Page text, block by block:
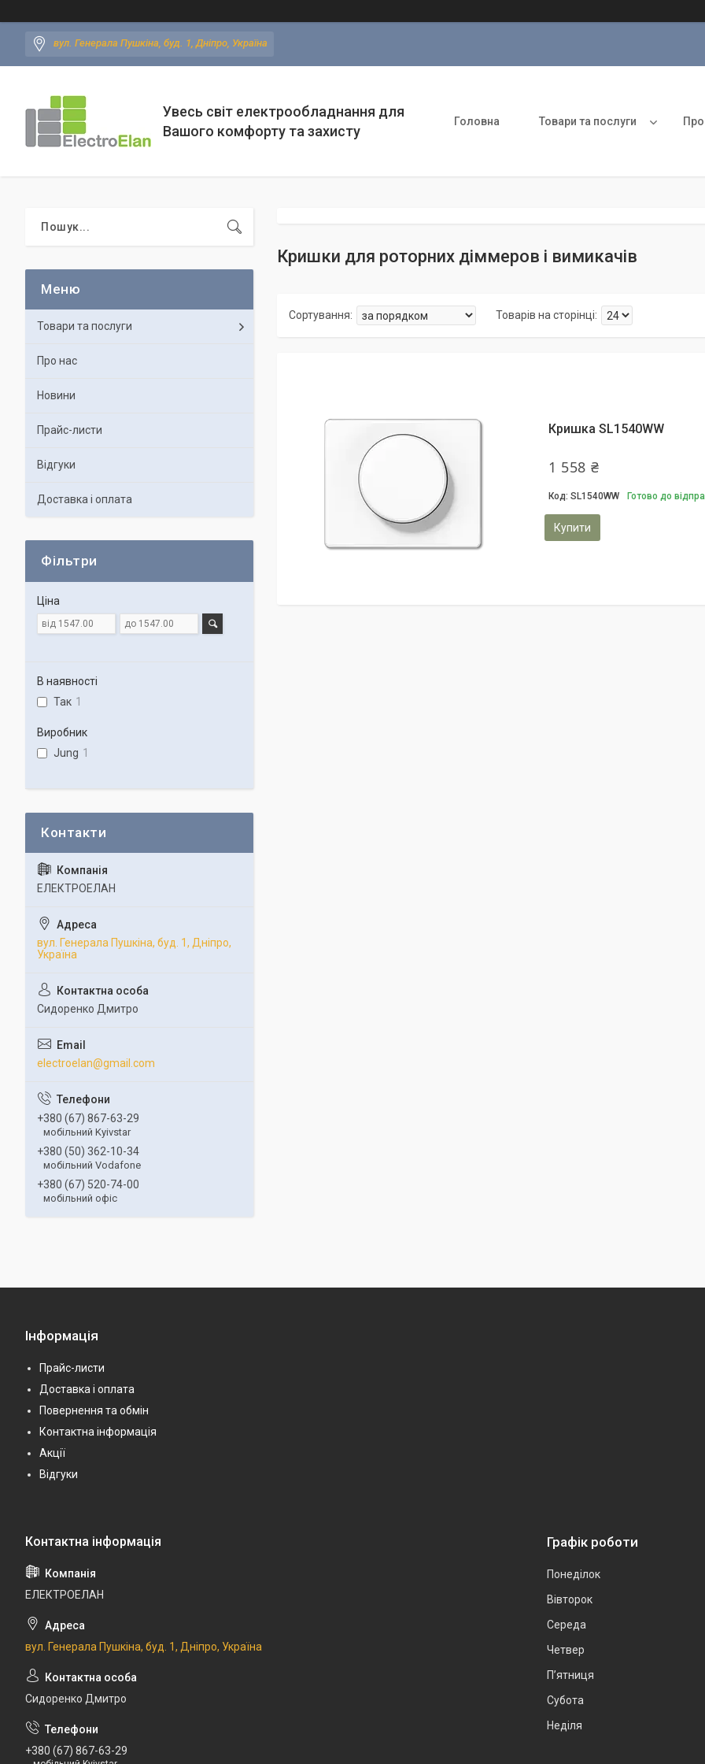
вул. Генерала Пушкіна, буд. 1, Дніпро, Україна
Увесь світ електрообладнання для
Вашого комфорту та захисту
Головна Товари та послуги
Кришки для роторних діммеров і вимикачів
Кришка SL1540WW
1 558 ₴
SL1540WW Готово до
Купити
Товари та послуги
Про нас
Новини
Прайс-листи
Відгуки
Доставка і оплата
Фільтри
Ціна
В наявності
Так 1
Виробник
Jung 1
ЕЛЕКТРОЕЛАН
вул. Генерала Пушкіна, буд. 1, Дніпро,
Україна
Сидоренко Дмитро
electroelan@gmail.com
+380 (67) 867-63-29
мобільний Kyivstar
+380 (50) 362-10-34
мобільний Vodafone
+380 (67) 520-74-00
мобільний офіс
Інформація
Прайс-листи
Доставка і оплата
Повернення та обмін
Контактна інформація
Акції
Відгуки
ЕЛЕКТРОЕЛАН
вул. Генерала Пушкіна, буд. 1, Дніпро, Україна
Сидоренко Дмитро
+380 (67) 867-63-29
Графік роботи
Понеділок
Вівторок
Середа
Четвер
Пʼятниця
Субота
Неділя